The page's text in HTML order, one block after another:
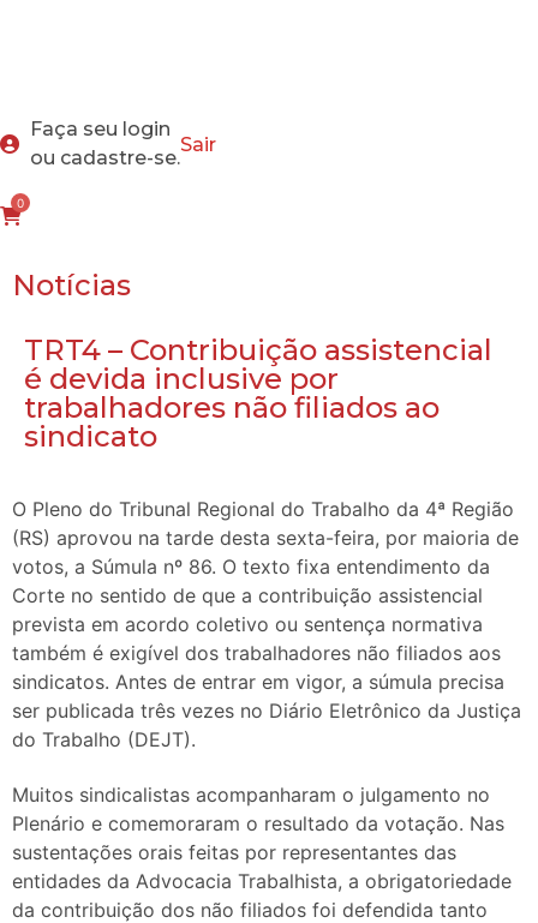
Faça seu login
ou cadastre-se.
Sair
0
Notícias
TRT4 – Contribuição assistencial
é devida inclusive por
trabalhadores não filiados ao
sindicato
O Pleno do Tribunal Regional do Trabalho da 4ª Região
(RS) aprovou na tarde desta sexta-feira, por maioria de
votos, a Súmula nº 86. O texto fixa entendimento da
Corte no sentido de que a contribuição assistencial
prevista em acordo coletivo ou sentença normativa
também é exigível dos trabalhadores não filiados aos
sindicatos. Antes de entrar em vigor, a súmula precisa
ser publicada três vezes no Diário Eletrônico da Justiça
do Trabalho (DEJT).
Muitos sindicalistas acompanharam o julgamento no
Plenário e comemoraram o resultado da votação. Nas
sustentações orais feitas por representantes das
entidades da Advocacia Trabalhista, a obrigatoriedade
da contribuição dos não filiados foi defendida tanto